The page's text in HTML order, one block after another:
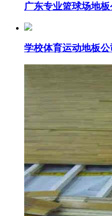
广东专业篮球场地
学校体育运动地板